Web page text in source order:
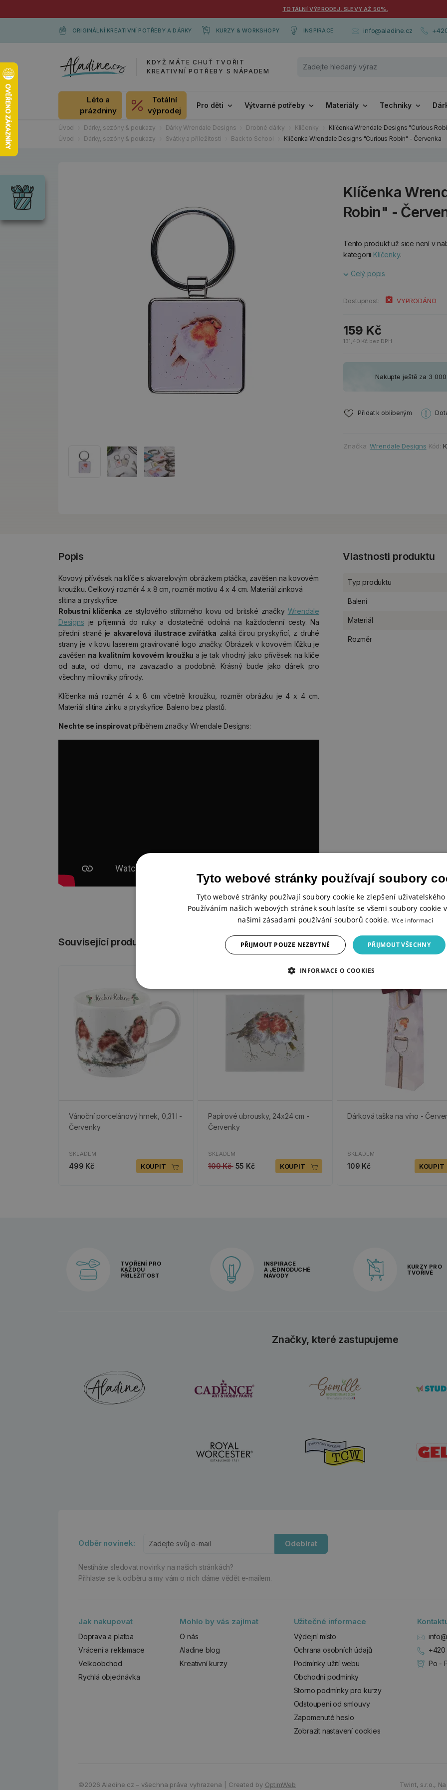
TOTÁLNÍ VÝPRODEJ. SLEVY AŽ 50%.
ORIGINÁLNÍ KREATIVNÍ POTŘEBY A DÁRKY KURZY & WORKSHOPY INSPIRACE info@aladine.cz
KDYŽ MÁTE CHUŤ TVOŘIT
KREATIVNÍ POTŘEBY S NÁPADEM
Léto a
prázdniny
Totální
výprodej
Pro děti Výtvarné potřeby Materiály Techniky
Úvod Dárky, sezóny & poukazy Dárky Wrendale Designs Drobné dárky Klíčenky
Klíčenka Wrendale Designs "Curious
Úvod
Dárky, sezóny & poukazy Svátky a příležitosti Back to School Klíčenka Wrendale Designs "Curious Robin" - Červenka
Klíčenka
Robin" -
Tento produkt už sice není v
kategorii Klíčenky.
Celý popis
Dostupnost: VYPRODÁNO
159 Kč
131,40 Kč bez DPH
Nakupte ještě za 3
Přidat k oblíbeným
Značka:Wrendale Designs Kód:
Popis
Kovový přívěsek na klíče s akvarelovým obrázkem ptáčka, zavěšen na kovovém
kroužku. Celkový rozměr 4 x 8 cm, rozměr motivu 4 x 4 cm. Materiál zinková
slitina a pryskyřice.
Robustní klíčenka ze stylového stříbrného kovu od britské značky Wrendale
Designs je příjemná do ruky a dostatečně odolná na každodenní cesty. Na
přední straně je akvarelová ilustrace zvířátka zalitá čirou pryskyřicí, z druhé
strany je v kovu laserem gravírované logo značky. Obrázek v kovovém lůžku je
zavěšen na kvalitním kovovém kroužku a je tak vhodný jako přívěsek na klíče
od auta, od domu, na zavazadlo a podobně. Krásný bude jako dárek pro
všechny milovníky přírody.
Klíčenka má rozměr 4 x 8 cm včetně kroužku, rozměr obrázku je 4 x 4 cm.
Materiál slitina zinku a pryskyřice. Baleno bez plastů.
Nechte se inspirovatpříběhem značky Wrendale Designs:
Vlastnosti produktu
Typ produktu
Balení
Materiál
Rozměr
Související produkty
Vánoční porcelánový hrnek, 0,31 l -
Červenky
SKLADEM
499 Kč KOUPIT
Papírové ubrousky, 24x24 cm -
Červenky
SKLADEM
109 Kč 55 Kč KOUPIT
Dárková taška na víno -
SKLADEM
109 Kč KOUPIT
TVOŘENÍ PRO
KAŽDOU
PŘÍLEŽITOST
INSPIRACE
A JEDNODUCHÉ
NÁVODY
KURZY PRO
TVOŘIVÉ
Značky, které zastupujeme
Odběr novinek: Odebírat
Nestíháte sledovat novinky na našich stránkách?
Přihlaste se k odběru a my vám o nich dáme vědět e-mailem.
Jak nakupovat
Doprava a platba
Vrácení a reklamace
Velkoobchod
Rychlá objednávka
Mohlo by vás zajímat
O nás
Aladine blog
Kreativní kurzy
Užitečné informace
Výdejní místo
Ochrana osobních údajů
Podmínky užití webu
Obchodní podmínky
Storno podmínky pro kurzy
Odstoupení od smlouvy
Zapomenuté heslo
Zobrazit nastavení cookies
+420
Po -
©2026 Aladine.cz – všechna práva vyhrazena Created by OptimWeb Twint, s.r.o.,
Tyto webové stránky používají soubory
Tyto webové stránky používají soubory cookie ke zlepšení
Používáním našich webových stránek souhlasíte se všemi soubory cookie
našimi zásadami používání souborů cookie. Více informací
PŘIJMOUT VŠECHNY
PŘIJMOUT POUZE NEZBYTNÉ
INFORMACE O COOKIES